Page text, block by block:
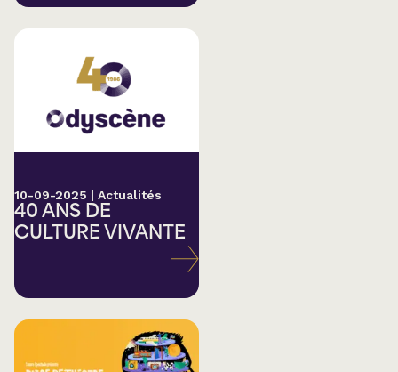
10-09-2025 | Actualités
40 ANS DE
CULTURE VIVANTE